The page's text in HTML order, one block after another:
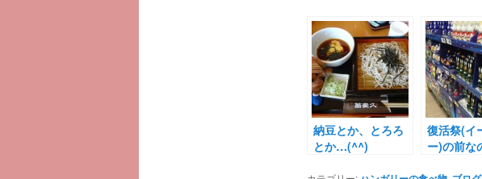
納豆とか、とろろ
とか…(^^)
復活祭(イ
ー)の前な